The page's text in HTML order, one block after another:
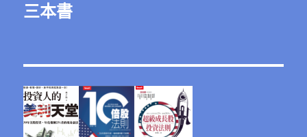
三本書